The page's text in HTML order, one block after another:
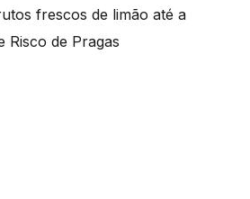
frescos de limão até a
Risco de Pragas